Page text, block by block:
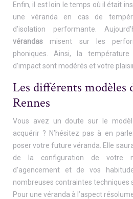
Enfin, il est loin le temps où il était
une véranda en cas de
d’isolation performante.
vérandas misent sur les
phoniques. Ainsi, la
d’impact sont modérés et votre
Les différents modèles
Rennes
Vous avez un doute sur le
acquérir ? N’hésitez pas à en
poser votre future véranda. Elle
de la configuration de votre
d’agencement et de vos
nombreuses contraintes techniques
Pour une véranda à l’aspect